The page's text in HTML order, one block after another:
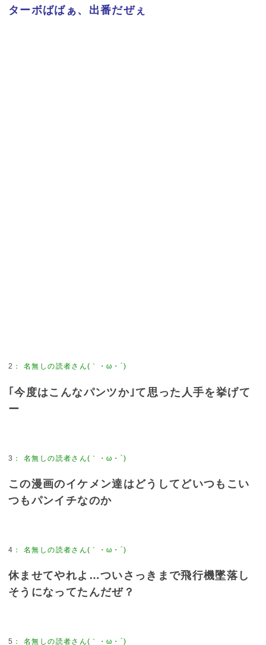
ターボばばぁ、出番だぜぇ
2 ：名無しの読者さん(｀・ω・´)
｢今度はこんなパンツか｣て思った人手を挙げて
ー
3 ：名無しの読者さん(｀・ω・´)
この漫画のイケメン達はどうしてどいつもこい
つもパンイチなのか
4 ：名無しの読者さん(｀・ω・´)
休ませてやれよ…ついさっきまで飛行機墜落し
そうになってたんだぜ？
5 ：名無しの読者さん(｀・ω・´)